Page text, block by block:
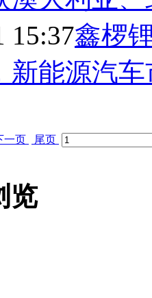
15:37鑫椤
新能源汽
一页 尾页
览